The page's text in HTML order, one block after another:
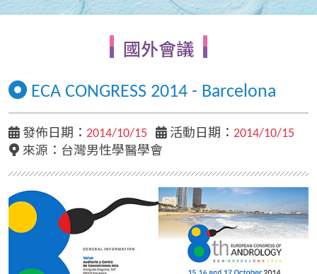
國外會議
ECA CONGRESS 2014 - Barcelona
發佈日期： 2014/10/15 活動日期： 2014/10/15
來源： 台灣男性學醫學會